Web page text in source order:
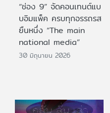
“ช่อง 9” จัดคอนเทนต์แบ
บอิมแพ็ค ครบทุกอรรถรส
ยืนหนึ่ง “The main
national media”
30 มิถุนายน 2026